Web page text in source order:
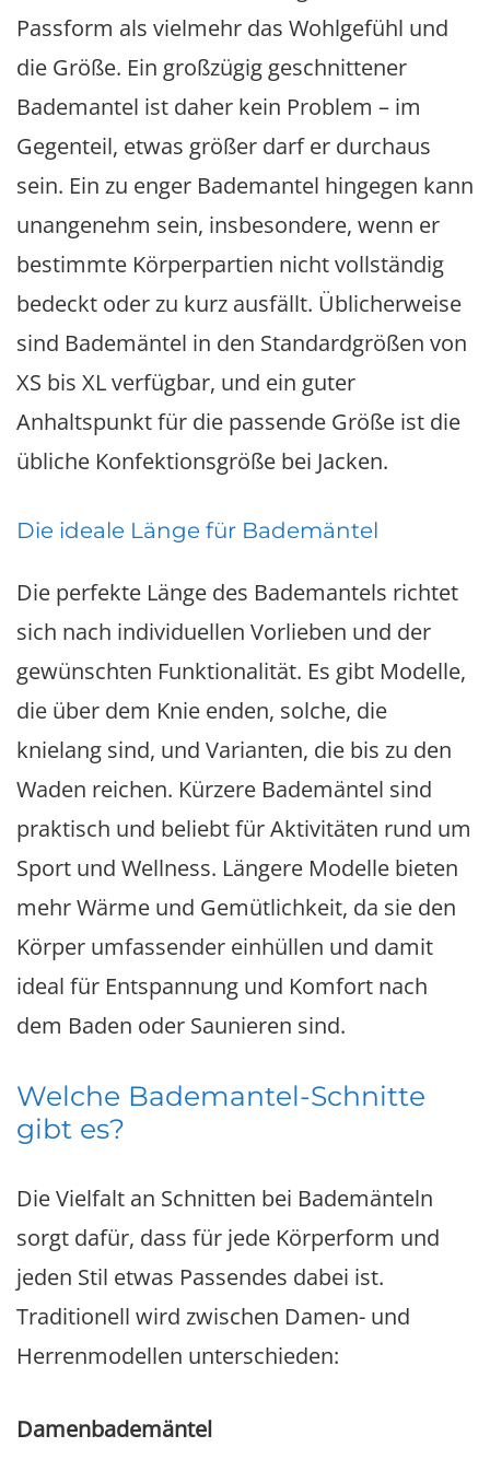
Passform als vielmehr das Wohlgefühl und
die Größe. Ein großzügig geschnittener
Bademantel ist daher kein Problem – im
Gegenteil, etwas größer darf er durchaus
sein. Ein zu enger Bademantel hingegen kann
unangenehm sein, insbesondere, wenn er
bestimmte Körperpartien nicht vollständig
bedeckt oder zu kurz ausfällt. Üblicherweise
sind Bademäntel in den Standardgrößen von
XS bis XL verfügbar, und ein guter
Anhaltspunkt für die passende Größe ist die
übliche Konfektionsgröße bei Jacken.
Die ideale Länge für Bademäntel
Die perfekte Länge des Bademantels richtet
sich nach individuellen Vorlieben und der
gewünschten Funktionalität. Es gibt Modelle,
die über dem Knie enden, solche, die
knielang sind, und Varianten, die bis zu den
Waden reichen. Kürzere Bademäntel sind
praktisch und beliebt für Aktivitäten rund um
Sport und Wellness. Längere Modelle bieten
mehr Wärme und Gemütlichkeit, da sie den
Körper umfassender einhüllen und damit
ideal für Entspannung und Komfort nach
dem Baden oder Saunieren sind.
Welche Bademantel-Schnitte
gibt es?
Die Vielfalt an Schnitten bei Bademänteln
sorgt dafür, dass für jede Körperform und
jeden Stil etwas Passendes dabei ist.
Traditionell wird zwischen Damen- und
Herrenmodellen unterschieden:
Damenbademäntel